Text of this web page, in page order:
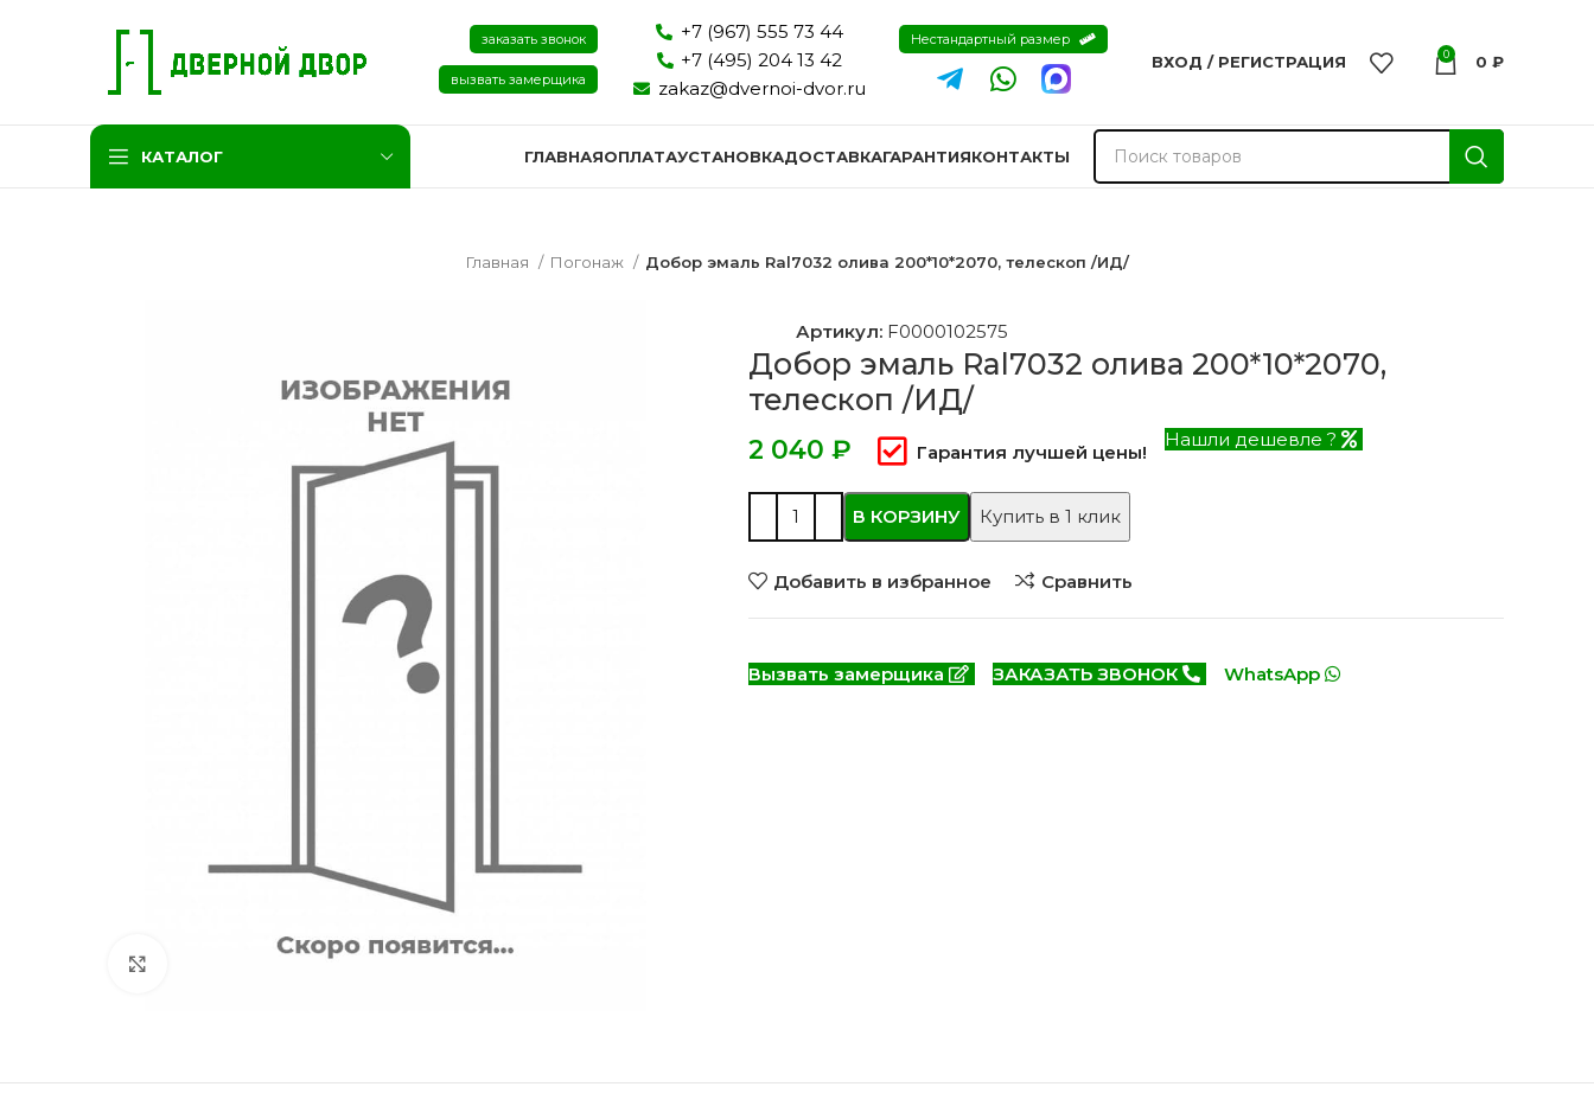
заказать звонок
вызвать замерщика
+7 (967) 555 73 44
+7 (495) 204 13 42
zakaz@dvernoi-dvor.ru
Нестандартный размер
ВХОД / РЕГИСТРАЦИЯ 0 0 ₽
КАТАЛОГ
Двери экошпон и пвх
2744 моделей
Двери Invisible
5 моделей
Двери глянцевые
ГЛАВНАЯОПЛАТАУСТАНОВКАДОСТАВКАГАРАНТИЯКОНТАКТЫ
Главная Погонаж Добор эмаль Ral7032 олива 200*10*2070, телескоп /ИД/
Нажмите, чтобы увеличить
Артикул: F0000102575
Добор эмаль Ral7032 олива 200*10*2070,
телескоп /ИД/
₽ Гарантия лучшей цены!
Нашли дешевле ?
В КОРЗИНУ Купить в 1 клик
Добавить в избранное Сравнить
Вызвать замерщика ЗАКАЗАТЬ ЗВОНОК WhatsApp